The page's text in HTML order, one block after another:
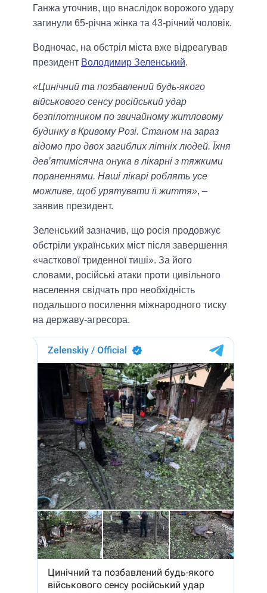
Ганжа уточнив, що внаслідок ворожого удару
загинули 65-річна жінка та 43-річний чоловік.
Водночас, на обстріл міста вже відреагував
президент Володимир Зеленський.
«Цинічний та позбавлений будь-якого
військового сенсу російський удар
безпілотником по звичайному житловому
будинку в Кривому Розі. Станом на зараз
відомо про двох загиблих літніх людей. Їхня
дев’ятимісячна онука в лікарні з тяжкими
пораненнями. Наші лікарі роблять усе
можливе, щоб урятувати її життя», –
заявив президент.
Зеленський зазначив, що росія продовжує
обстріли українських міст після завершення
«часткової триденної тиші». За його
словами, російські атаки проти цивільного
населення свідчать про необхідність
подальшого посилення міжнародного тиску
на державу-агресора.